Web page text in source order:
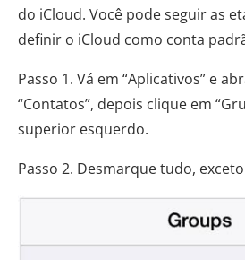
do iCloud. Você pode seguir as
definir o iCloud como conta
Passo 1. Vá em “Aplicativos” e
“Contatos”, depois clique em
superior esquerdo.
Passo 2. Desmarque tudo,